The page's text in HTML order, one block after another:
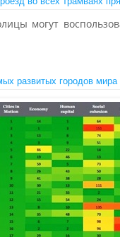
могут
развитых городов мира